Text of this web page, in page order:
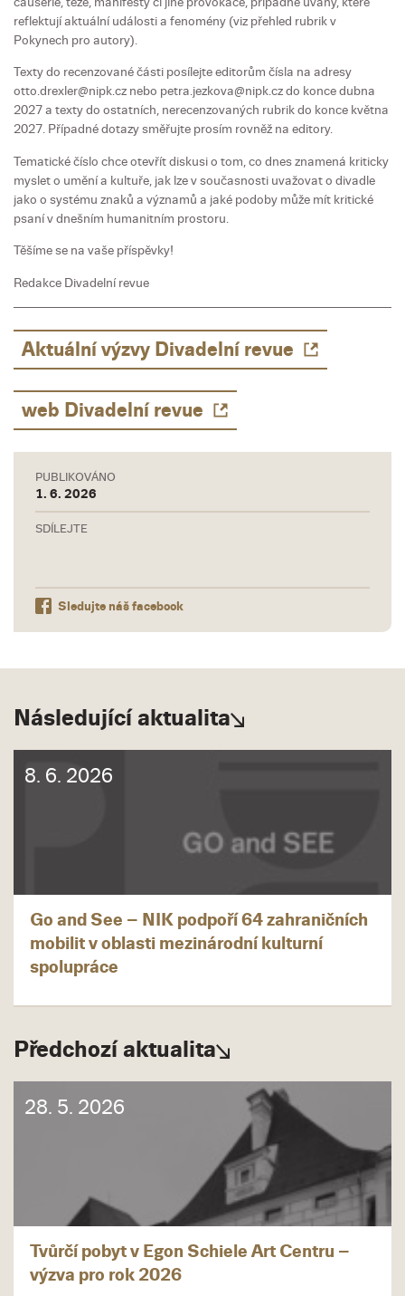
reflektují aktuální události a fenomény (viz přehled rubrik v
Pokynech pro autory).
Texty do recenzované části posílejte editorům čísla na adresy
otto.drexler@nipk.cz nebo petra.jezkova@nipk.cz do konce dubna
2027 a texty do ostatních, nerecenzovaných rubrik do konce května
2027. Případné dotazy směřujte prosím rovněž na editory.
Tematické číslo chce otevřít diskusi o tom, co dnes znamená kriticky
myslet o umění a kultuře, jak lze v současnosti uvažovat o divadle
jako o systému znaků a významů a jaké podoby může mít kritické
psaní v dnešním humanitním prostoru.
Těšíme se na vaše příspěvky!
Redakce Divadelní revue
Aktuální výzvy Divadelní revue
web Divadelní revue
PUBLIKOVÁNO
1. 6. 2026
SDÍLEJTE
Sledujte náš facebook
Následující aktualita
8. 6. 2026
Go and See – NIK podpoří 64 zahraničních
mobilit v oblasti mezinárodní kulturní
spolupráce
Předchozí aktualita
28. 5. 2026
Tvůrčí pobyt v Egon Schiele Art Centru –
výzva pro rok 2026